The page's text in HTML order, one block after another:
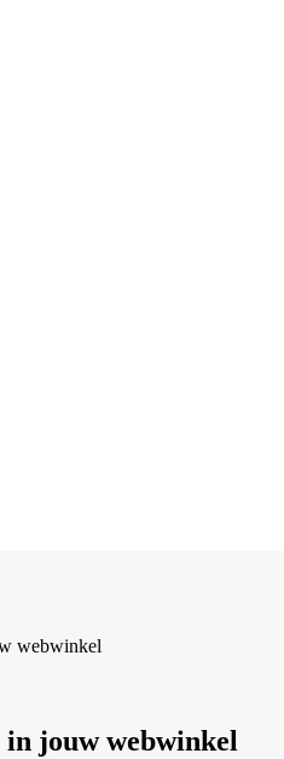
webwinkel
jouw webwinkel